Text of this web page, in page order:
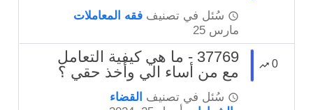
سُئل في تصنيففقه المعاملات
مارس 25
0
37769 - ما هي كيفية التعامل
مع من أساء الي وأخذ حقي ؟
سُئل في تصنيف القضاء